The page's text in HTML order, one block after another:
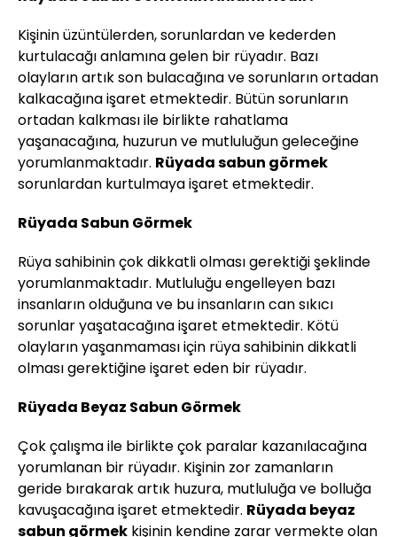
Kişinin üzüntülerden, sorunlardan ve kederden
kurtulacağı anlamına gelen bir rüyadır. Bazı
olayların artık son bulacağına ve sorunların ortadan
kalkacağına işaret etmektedir. Bütün sorunların
ortadan kalkması ile birlikte rahatlama
yaşanacağına, huzurun ve mutluluğun geleceğine
yorumlanmaktadır. Rüyada sabun görmek
sorunlardan kurtulmaya işaret etmektedir.
Rüyada Sabun Görmek
Rüya sahibinin çok dikkatli olması gerektiği şeklinde
yorumlanmaktadır. Mutluluğu engelleyen bazı
insanların olduğuna ve bu insanların can sıkıcı
sorunlar yaşatacağına işaret etmektedir. Kötü
olayların yaşanmaması için rüya sahibinin dikkatli
olması gerektiğine işaret eden bir rüyadır.
Rüyada Beyaz Sabun Görmek
Çok çalışma ile birlikte çok paralar kazanılacağına
yorumlanan bir rüyadır. Kişinin zor zamanların
geride bırakarak artık huzura, mutluluğa ve bolluğa
kavuşacağına işaret etmektedir. Rüyada beyaz
sabun görmek kişinin kendine zarar vermekte olan